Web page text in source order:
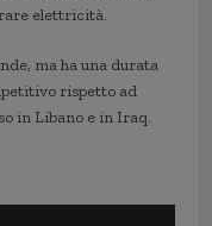
elettricità.
ma ha una durata
rispetto ad
in Libano e in Iraq.